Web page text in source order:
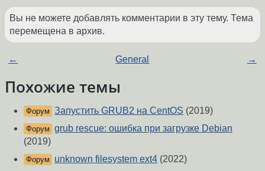
Вы не можете добавлять комментарии в эту тему. Тема
перемещена в архив.
← General →
Похожие темы
Форум Запустить GRUB2 на CentOS (2019)
Форум grub rescue: ошибка при загрузке Debian
(2019)
Форум unknown filesystem ext4 (2022)